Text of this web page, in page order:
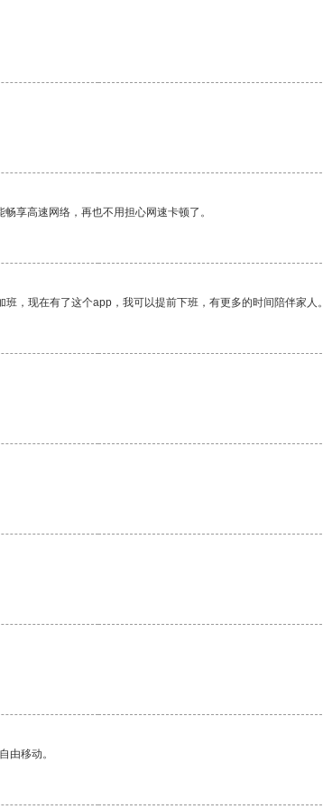
享高速网络，再也不用担心网速卡顿了。
，现在有了这个app，我可以提前下班，有更多的时间陪伴家人。
由移动。